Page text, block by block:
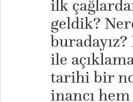
ilk
geldik?
ile
tarihi bir
inancı